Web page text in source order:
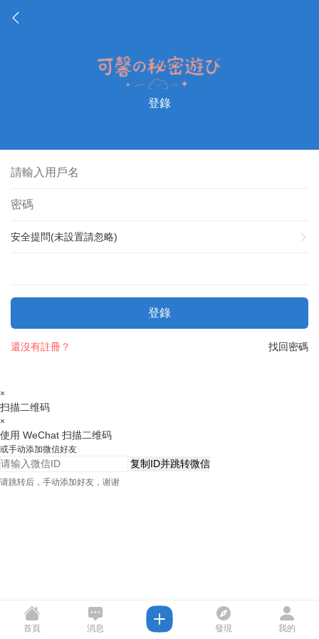
登錄
安全提問(未設置請忽略)
登錄
找回密碼
還沒有註冊？
×
扫描二维码
×
使用 WeChat 扫描二维码
或手动添加微信好友
复制ID并跳转微信
请跳转后，手动添加好友，谢谢
首頁 消息 發現 我的